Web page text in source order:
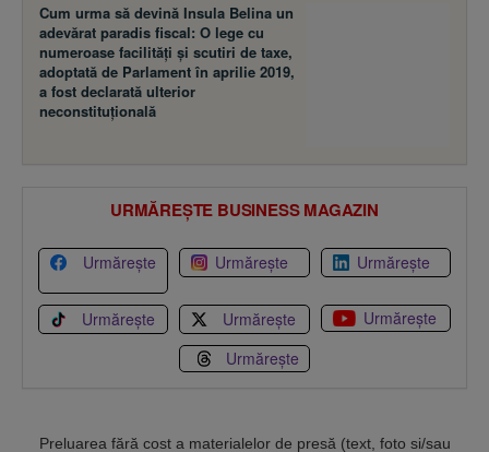
Cum urma să devină Insula Belina un
adevărat paradis fiscal: O lege cu
numeroase facilităţi şi scutiri de taxe,
adoptată de Parlament în aprilie 2019,
a fost declarată ulterior
neconstituţională
URMĂREȘTE BUSINESS MAGAZIN
Urmărește Urmărește Urmărește
Urmărește Urmărește
Urmărește
Urmărește
Preluarea fără cost a materialelor de presă (text, foto si/sau